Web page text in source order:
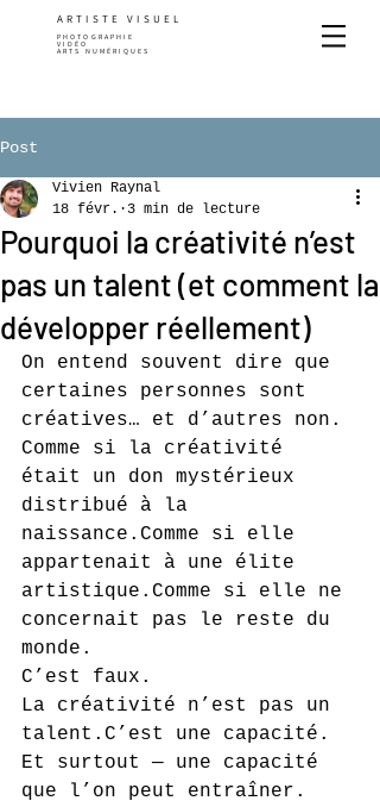
ARTISTE VISUEL
PHOTOGRAPHIE
VIDÉO
ARTS NUMÉRIQUES
Post
Pourquoi la créativité n’est
pas un talent (et comment la
développer réellement)
Vivien Raynal
18 févr.
3 min de lecture
On entend souvent dire que
certaines personnes sont
créatives… et d’autres non.
Comme si la créativité
était un don mystérieux
distribué à la
naissance.Comme si elle
appartenait à une élite
artistique.Comme si elle ne
concernait pas le reste du
monde.
C’est faux.
La créativité n’est pas un
talent.C’est une capacité.
Et surtout — une capacité
que l’on peut entraîner.